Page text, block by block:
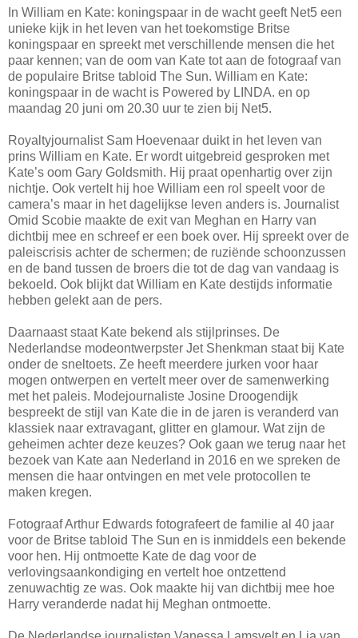
In William en Kate: koningspaar in de wacht geeft Net5 een
unieke kijk in het leven van het toekomstige Britse
koningspaar en spreekt met verschillende mensen die het
paar kennen; van de oom van Kate tot aan de fotograaf van
de populaire Britse tabloid The Sun. William en Kate:
koningspaar in de wacht is Powered by LINDA. en op
maandag 20 juni om 20.30 uur te zien bij Net5.
Royaltyjournalist Sam Hoevenaar duikt in het leven van
prins William en Kate. Er wordt uitgebreid gesproken met
Kate’s oom Gary Goldsmith. Hij praat openhartig over zijn
nichtje. Ook vertelt hij hoe William een rol speelt voor de
camera’s maar in het dagelijkse leven anders is. Journalist
Omid Scobie maakte de exit van Meghan en Harry van
dichtbij mee en schreef er een boek over. Hij spreekt over de
paleiscrisis achter de schermen; de ruziënde schoonzussen
en de band tussen de broers die tot de dag van vandaag is
bekoeld. Ook blijkt dat William en Kate destijds informatie
hebben gelekt aan de pers.
Daarnaast staat Kate bekend als stijlprinses. De
Nederlandse modeontwerpster Jet Shenkman staat bij Kate
onder de sneltoets. Ze heeft meerdere jurken voor haar
mogen ontwerpen en vertelt meer over de samenwerking
met het paleis. Modejournaliste Josine Droogendijk
bespreekt de stijl van Kate die in de jaren is veranderd van
klassiek naar extravagant, glitter en glamour. Wat zijn de
geheimen achter deze keuzes? Ook gaan we terug naar het
bezoek van Kate aan Nederland in 2016 en we spreken de
mensen die haar ontvingen en met vele protocollen te
maken kregen.
Fotograaf Arthur Edwards fotografeert de familie al 40 jaar
voor de Britse tabloid The Sun en is inmiddels een bekende
voor hen. Hij ontmoette Kate de dag voor de
verlovingsaankondiging en vertelt hoe ontzettend
zenuwachtig ze was. Ook maakte hij van dichtbij mee hoe
Harry veranderde nadat hij Meghan ontmoette.